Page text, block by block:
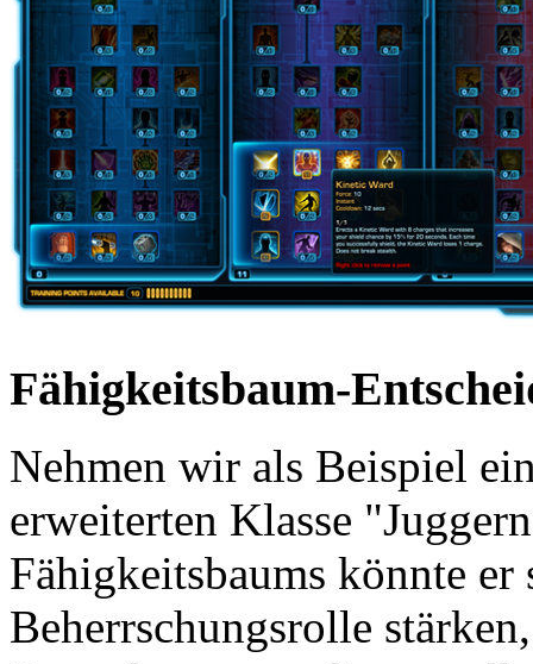
Fähigkeitsbaum-
Nehmen wir als Beispiel
erweiterten Klasse
Fähigkeitsbaums könnte er
Beherrschungsrolle